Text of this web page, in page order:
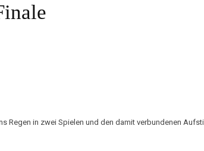
Regen in zwei Spielen und den damit verbundenen